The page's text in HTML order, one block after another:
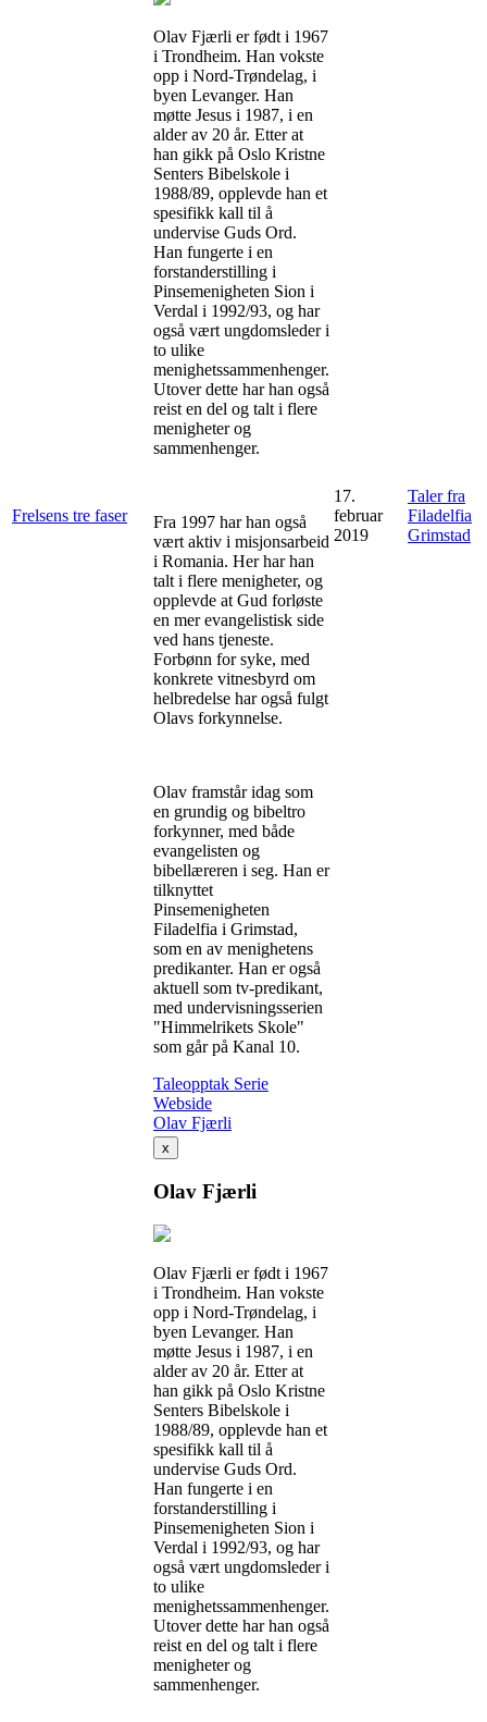
Frelsens tre faser
Olav Fjærli er født i 1967
i Trondheim. Han vokste
opp i Nord-Trøndelag, i
byen Levanger. Han
møtte Jesus i 1987, i en
alder av 20 år. Etter at
han gikk på Oslo Kristne
Senters Bibelskole i
1988/89, opplevde han et
spesifikk kall til å
undervise Guds Ord.
Han fungerte i en
forstanderstilling i
Pinsemenigheten Sion i
Verdal i 1992/93, og har
også vært ungdomsleder i
to ulike
menighetssammenhenger.
Utover dette har han også
reist en del og talt i flere
menigheter og
sammenhenger.
Fra 1997 har han også
vært aktiv i misjonsarbeid
i Romania. Her har han
talt i flere menigheter, og
opplevde at Gud forløste
en mer evangelistisk side
ved hans tjeneste.
Forbønn for syke, med
konkrete vitnesbyrd om
helbredelse har også fulgt
Olavs forkynnelse.
Olav framstår idag som
en grundig og bibeltro
forkynner, med både
evangelisten og
bibellæreren i seg. Han er
tilknyttet
Pinsemenigheten
Filadelfia i Grimstad,
som en av menighetens
predikanter. Han er også
aktuell som tv-predikant,
med undervisningsserien
"Himmelrikets Skole"
som går på Kanal 10.
Taleopptak Serie
Webside
Olav Fjærli
17.
februar
2019
Taler fra
Filadelfia
Grimstad
x
Olav Fjærli
Olav Fjærli er født i 1967
i Trondheim. Han vokste
opp i Nord-Trøndelag, i
byen Levanger. Han
møtte Jesus i 1987, i en
alder av 20 år. Etter at
han gikk på Oslo Kristne
Senters Bibelskole i
1988/89, opplevde han et
spesifikk kall til å
undervise Guds Ord.
Han fungerte i en
forstanderstilling i
Pinsemenigheten Sion i
Verdal i 1992/93, og har
også vært ungdomsleder i
to ulike
menighetssammenhenger.
Utover dette har han også
reist en del og talt i flere
menigheter og
sammenhenger.